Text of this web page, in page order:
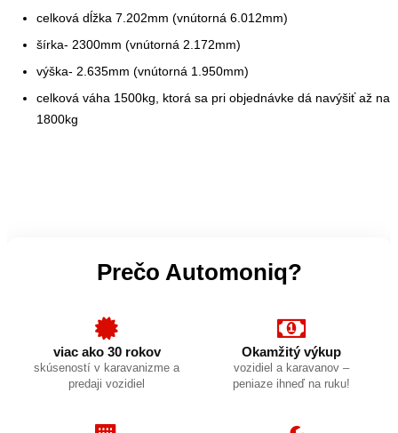
celková dĺžka 7.202mm (vnútorná 6.012mm)
šírka- 2300mm (vnútorná 2.172mm)
výška- 2.635mm (vnútorná 1.950mm)
celková váha 1500kg, ktorá sa pri objednávke dá navýšiť až na
1800kg
Prečo Automoniq?
viac ako 30 rokov
skúseností v karavanizme a
predaji vozidiel
Okamžitý výkup
vozidiel a karavanov –
peniaze ihneď na ruku!